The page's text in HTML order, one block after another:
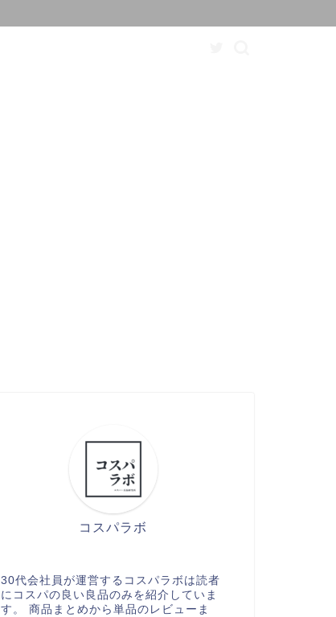
コスパラボ
30代会社員が運営するコスパラボは読者
にコスパの良い良品のみを紹介していま
す。 商品まとめから単品のレビューま